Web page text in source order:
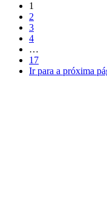
1
2
3
4
…
17
Ir para a próxima